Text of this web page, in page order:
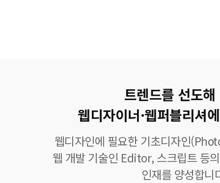
트렌드를 선도해
웹디자이너·웹퍼블리셔
웹디자인에 필요한 기초디자인
웹 개발 기술인 Editor, 스크립트 등
인재를 양성합니